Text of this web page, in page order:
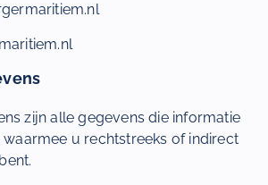
zijn alle gegevens die informatie
u rechtstreeks of indirect